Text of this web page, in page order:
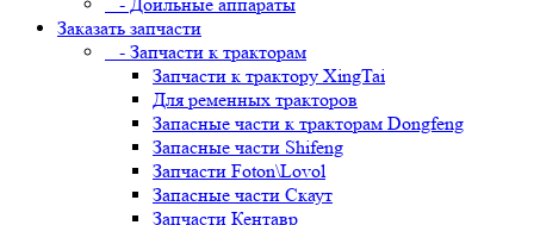
Заказать запчасти
- Запчасти к тракторам
Запчасти к трактору XingTai
Для ременных тракторов
Запасные части к тракторам Dongfeng
Запасные части Shifeng
Запчасти Foton\Lovol
Запасные части Скаут
Запчасти Кентавр